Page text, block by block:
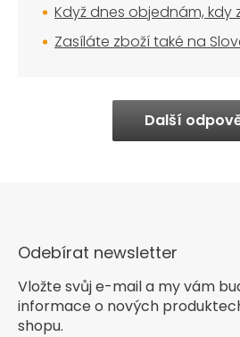
Když dnes objednám, kdy
Zasíláte zboží také na
Další
Odebírat newsletter
Vložte svůj e-mail a my vám
informace o nových
shopu.